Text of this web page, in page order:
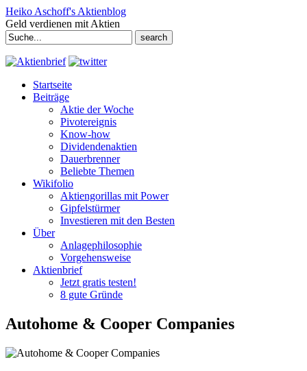
Heiko Aschoff's Aktienblog
Geld verdienen mit Aktien
Search
for:
Startseite
Beiträge
Aktie der Woche
Pivotereignis
Know-how
Dividendenaktien
Dauerbrenner
Beliebte Themen
Wikifolio
Aktiengorillas mit Power
Gipfelstürmer
Investieren mit den Besten
Über
Anlagephilosophie
Vorgehensweise
Aktienbrief
Jetzt gratis testen!
8 gute Gründe
Autohome & Cooper Companies